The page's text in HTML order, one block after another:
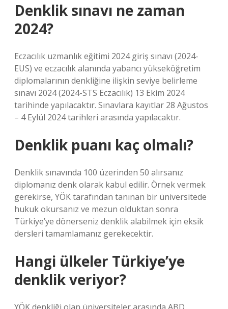
Denklik sınavı ne zaman
2024?
Eczacılık uzmanlık eğitimi 2024 giriş sınavı (2024-
EUS) ve eczacılık alanında yabancı yükseköğretim
diplomalarının denkliğine ilişkin seviye belirleme
sınavı 2024 (2024-STS Eczacılık) 13 Ekim 2024
tarihinde yapılacaktır. Sınavlara kayıtlar 28 Ağustos
– 4 Eylül 2024 tarihleri ​​arasında yapılacaktır.
Denklik puanı kaç olmalı?
Denklik sınavında 100 üzerinden 50 alırsanız
diplomanız denk olarak kabul edilir. Örnek vermek
gerekirse, YÖK tarafından tanınan bir üniversitede
hukuk okursanız ve mezun olduktan sonra
Türkiye’ye dönerseniz denklik alabilmek için eksik
dersleri tamamlamanız gerekecektir.
Hangi ülkeler Türkiye’ye
denklik veriyor?